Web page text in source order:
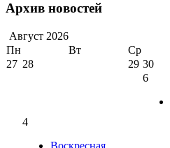
Архив новостей
Август 2026
Пн
Вт Ср
27 28 29 30
4
Воскресная
6